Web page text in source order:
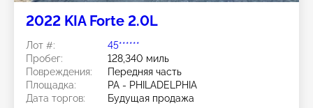
2022 KIA Forte 2.0L
Лот #:
45******
Пробег:
128,340 миль
Повреждения:
Передняя часть
Площадка:
PA - PHILADELPHIA
Дата торгов:
Будущая продажа